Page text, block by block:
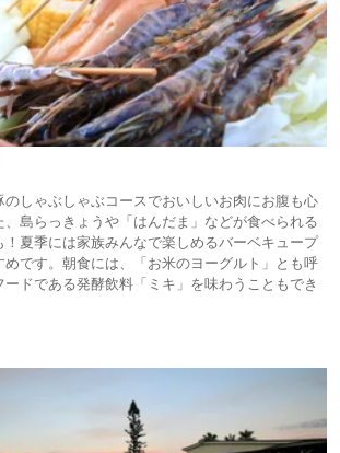
のしゃぶしゃぶコースでおいしいお肉にお腹も心
、島らっきょうや「はんだま」などが食べられる
夏季には家族みんなで楽しめるバーベキュープ
めです。朝食には、「お米のヨーグルト」とも呼
ドである発酵飲料「ミキ」を味わうこともでき